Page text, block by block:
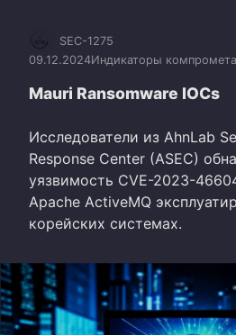
SEC-1275
09.12.2024Индикаторы
Mauri Ransomware IOCs
Исследователи из AhnLab
Response Center (ASEC)
уязвимость CVE-2023-
Apache ActiveMQ
корейских системах.